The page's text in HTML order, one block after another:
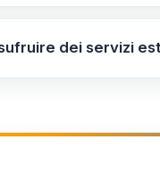
aderire; l’elenco
dei servizi
ufficiale